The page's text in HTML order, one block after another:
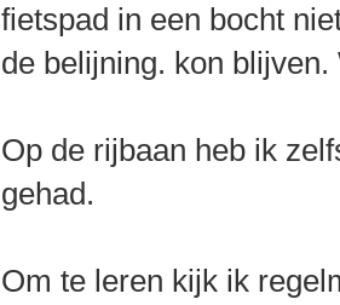
fietspad in een bocht
de belijning. kon
Op de rijbaan heb ik
gehad.
Om te leren kijk ik